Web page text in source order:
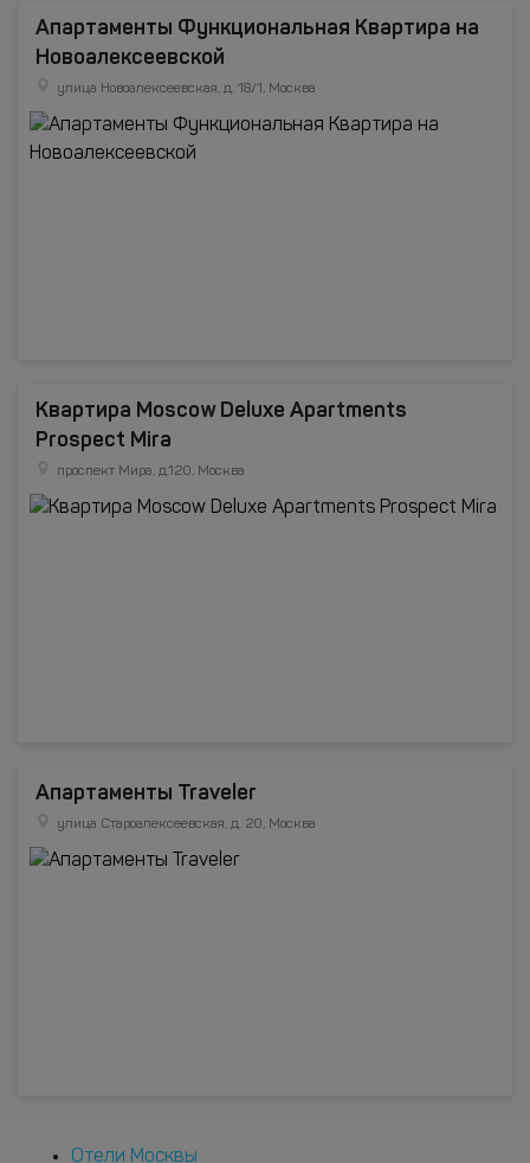
Апартаменты Функциональная Квартира на
Новоалексеевской
улица Новоалексеевская, д. 18/1, Москва
Квартира Moscow Deluxe Apartments
Prospect Mira
проспект Мира, д.120, Москва
Апартаменты Traveler
улица Староалексеевская, д. 20, Москва
Отели Москвы